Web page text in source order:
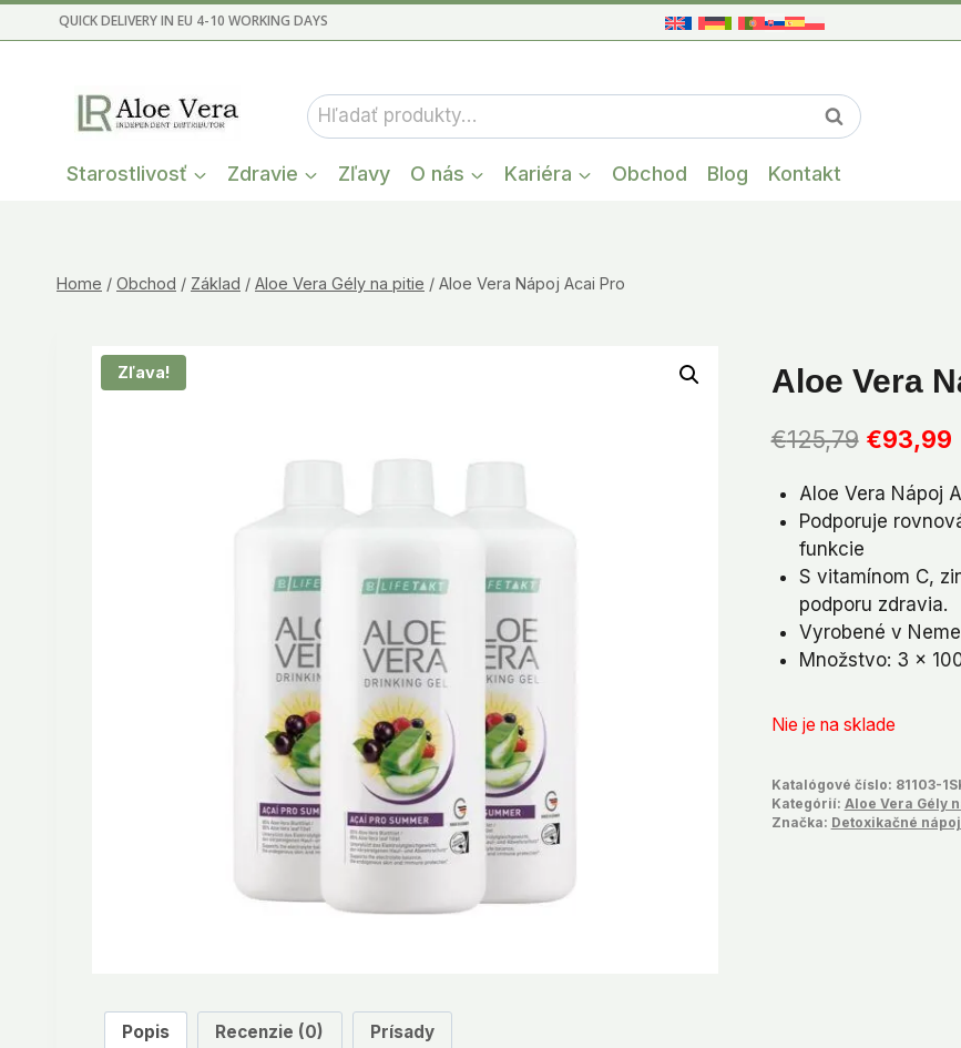
to
QUICK DELIVERY IN EU 4-10 WORKING DAYS
Hľadať: Vyhľadávanie
When
Starostlivosť Zdravie Zľavy O nás Kariéra Obchod Blog Kontakt
Home / Obchod / Základ / Aloe Vera Gély na pitie / Aloe Vera Nápoj Acai Pro
Zľava! Aloe Vera
€125,79 Pôvodná
bola:
€125,79.
€93,99
Aloe Vera Nápoj
Podporuje
funkcie
S vitamínom C,
podporu zdravia.
Vyrobené v
Množstvo: 3 x
Nie je na sklade
Katalógové číslo: 81103-
Kategórií: Aloe Vera Gély
Značka: Detoxikačné
Popis Recenzie (0) Prísady